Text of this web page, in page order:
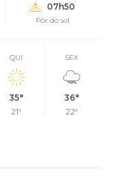
07h50
Pôr do sol
QUI
35°
21°
SEX
36°
22°